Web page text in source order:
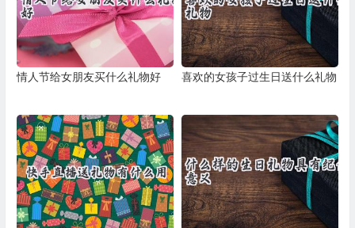
情人节给女朋友买什么礼物好 喜欢的女孩子过生日送什么礼物